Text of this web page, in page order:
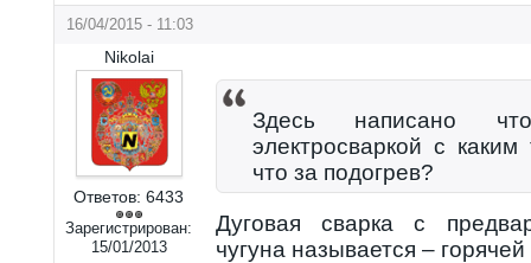
16/04/2015 - 11:03
Nikolai
Ответов: 6433
Зарегистрирован:
15/01/2013
Здесь написано
электросваркой с
что за подогрев?
Дуговая сварка с
чугуна называется –